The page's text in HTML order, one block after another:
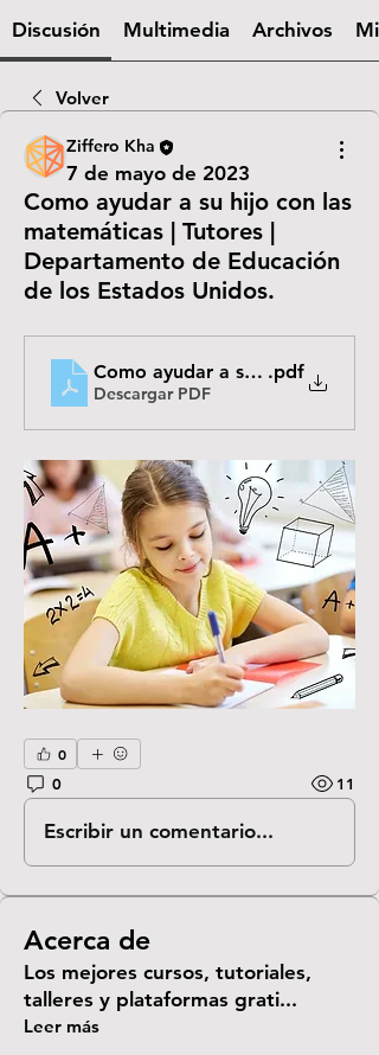
Discusión Multimedia Archivos
Volver
Ziffero Kha
7 de mayo de 2023
Como ayudar a su hijo con las
matemáticas | Tutores |
Departamento de Educación
de los Estados Unidos.
Como ayudar a su hijo con las
.pdf
Descargar PDF
0
0
11
Escribir un comentario...
Acerca de
Los mejores cursos, tutoriales,
talleres y plataformas grati...
Leer más